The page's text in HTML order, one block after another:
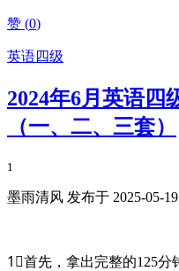
赞 (0)
英语四级
2024年6月英语四
（一、二、三套）
1
墨雨清风 发布于 2025-05-19
1⃣️首先，拿出完整的125分